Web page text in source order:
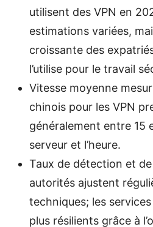
utilisent des VPN en
estimations variées,
croissante des
l’utilise pour le travail
Vitesse moyenne
chinois pour les VPN
généralement entre 15
serveur et l’heure.
Taux de détection et
autorités ajustent
techniques; les
plus résilients grâce à